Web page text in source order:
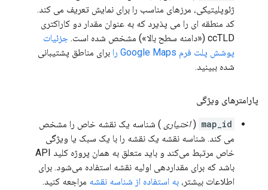
ژئوپلیتیکی، مرزهای مناسب را برای نمایش تعریف می کند.
کد منطقه ای را می پذیرد که به عنوان مقدار دو کاراکتری
ccTLD («دامنه سطح بالا») مشخص شده است.
جزئیات
پوشش پلت فرم Google Maps را
برای مناطق پشتیبانی
شده ببینید.
پارامترهای ویژگی
map_id
(اختیاری ) شناسه یک نقشه خاص را مشخص
می کند. شناسه نقشه یک نقشه را با یک سبک یا ویژگی
خاص مرتبط می‌کند و باید متعلق به همان پروژه کلید API
باشد که برای مقداردهی اولیه نقشه استفاده می‌شود. برای
اطلاعات بیشتر، به استفاده از شناسه نقشه مراجعه کنید.